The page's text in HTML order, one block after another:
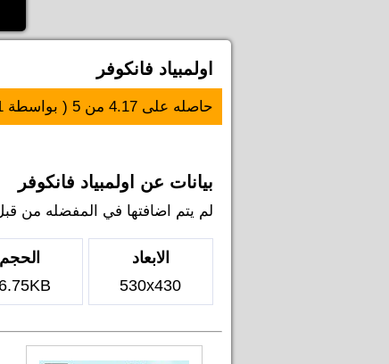
اولمبياد فانكوفر
حاصله على 4.17 من 5 ( بواسطة
بيانات عن اولمبياد فانكوفر
لم يتم اضافتها في المفضله من قبل
الابعاد
530x430
الحجم